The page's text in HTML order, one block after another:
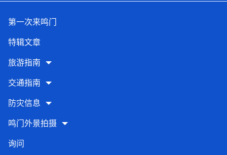
第一次来鸣门
特辑文章
旅游指南
交通指南
防灾信息
鸣门外景拍摄
询问